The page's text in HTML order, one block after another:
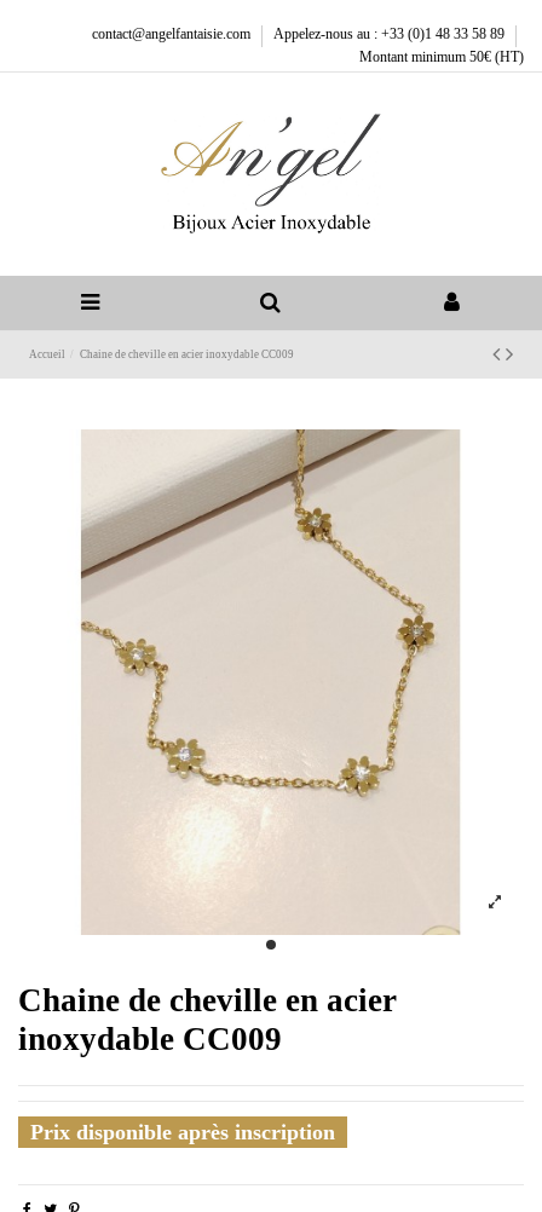
contact@angelfantaisie.com
Appelez-nous au : +33 (0)1 48 33 58 89
Montant minimum 50€ (HT)
Accueil Chaine de cheville en acier inoxydable CC009
Chaine de cheville en acier
inoxydable CC009
Prix disponible après inscription